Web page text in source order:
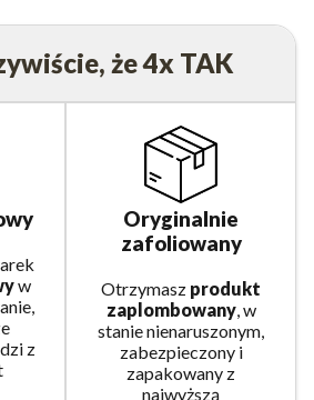
że 4x TAK
w
z
Oryginalnie
zafoliowany
Otrzymasz produkt
zaplombowany, w
stanie nienaruszonym,
zabezpieczony i
zapakowany z
najwyższą